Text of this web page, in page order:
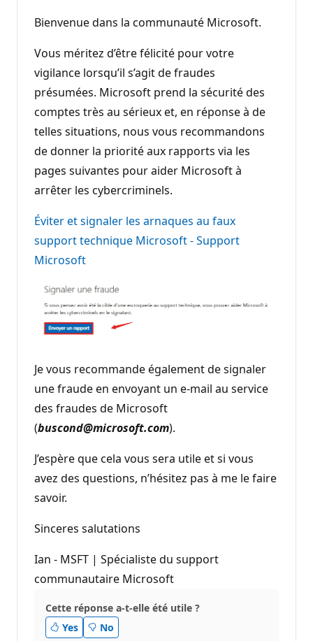
Bienvenue dans la communauté Microsoft.
Vous méritez d’être félicité pour votre
vigilance lorsqu’il s’agit de fraudes
présumées. Microsoft prend la sécurité des
comptes très au sérieux et, en réponse à de
telles situations, nous vous recommandons
de donner la priorité aux rapports via les
pages suivantes pour aider Microsoft à
arrêter les cybercriminels.
Éviter et signaler les arnaques au faux
support technique Microsoft - Support
Microsoft
Je vous recommande également de signaler
une fraude en envoyant un e-mail au service
des fraudes de Microsoft
(buscond@microsoft.com).
J’espère que cela vous sera utile et si vous
avez des questions, n’hésitez pas à me le faire
savoir.
Sinceres salutations
Ian - MSFT | Spécialiste du support
communautaire Microsoft
Cette réponse a-t-elle été utile ?
Yes
No